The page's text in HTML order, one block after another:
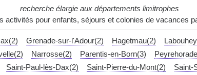
recherche élargie aux départements limitrophes
activités pour enfants, séjours et colonies de vacances
Grenade-sur-l'Adour(2) Hagetmau(2)
Narrosse(2) Parentis-en-Born(3)
Saint-Paul-lès-Dax(2) Saint-Pierre-du-Mont(2) Saint-